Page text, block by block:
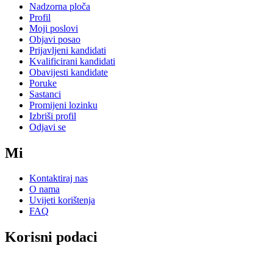
Nadzorna ploča
Profil
Moji poslovi
Objavi posao
Prijavljeni kandidati
Kvalificirani kandidati
Obavijesti kandidate
Poruke
Sastanci
Promijeni lozinku
Izbriši profil
Odjavi se
Mi
Kontaktiraj nas
O nama
Uvijeti korištenja
FAQ
Korisni podaci